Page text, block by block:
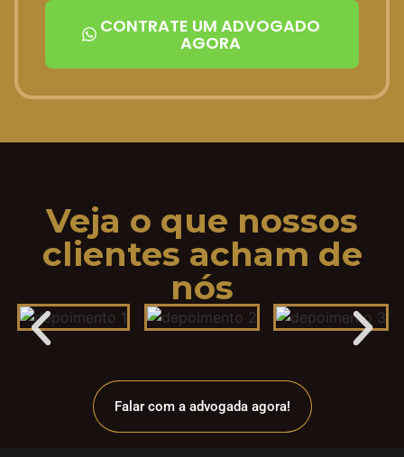
CONTRATE UM ADVOGADO
AGORA
Veja o que nossos
clientes acham de
nós
Falar com a advogada agora!